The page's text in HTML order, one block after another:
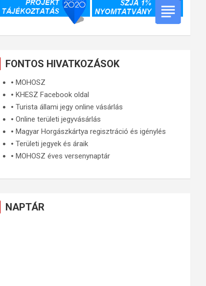
FONTOS HIVATKOZÁSOK
🞄MOHOSZ
🞄KHESZ Facebook oldal
🞄Turista állami jegy online vásárlás
🞄Online területi jegyvásárlás
🞄Magyar Horgászkártya regisztráció és igénylés
🞄Területi jegyek és áraik
🞄MOHOSZ éves versenynaptár
NAPTÁR